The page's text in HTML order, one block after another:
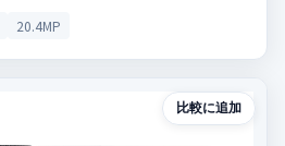
20.4MP
比較に追加